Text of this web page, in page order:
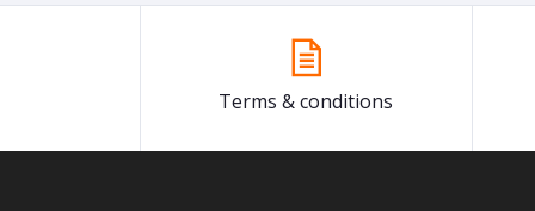
Terms & conditions